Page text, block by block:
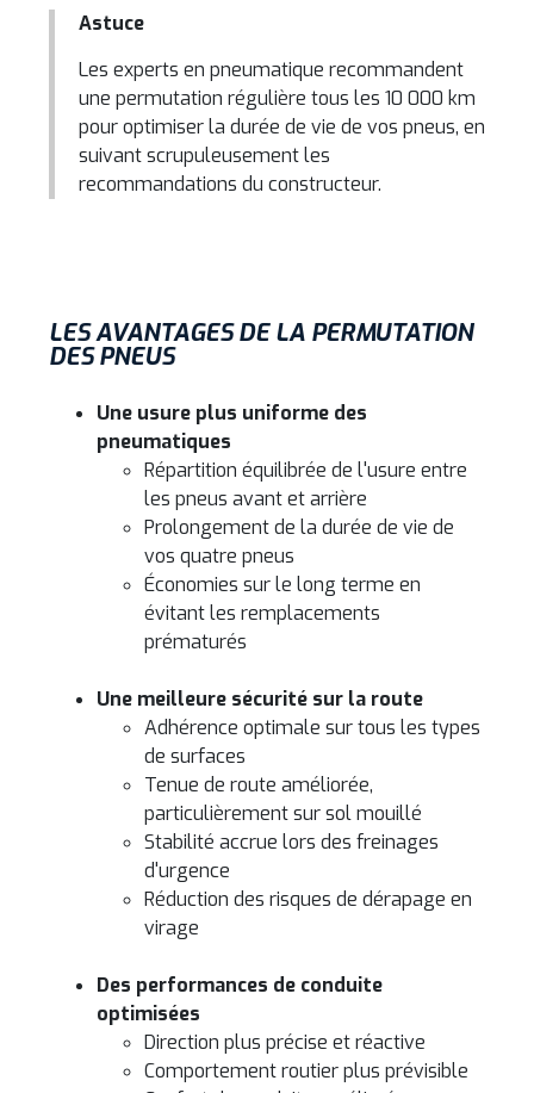
Astuce
Les experts en pneumatique recommandent
une permutation régulière tous les 10 000 km
pour optimiser la durée de vie de vos pneus, en
suivant scrupuleusement les
recommandations du constructeur.
LES AVANTAGES DE LA PERMUTATION
DES PNEUS
Une usure plus uniforme des
pneumatiques
Répartition équilibrée de l'usure entre
les pneus avant et arrière
Prolongement de la durée de vie de
vos quatre pneus
Économies sur le long terme en
évitant les remplacements
prématurés
Une meilleure sécurité sur la route
Adhérence optimale sur tous les types
de surfaces
Tenue de route améliorée,
particulièrement sur sol mouillé
Stabilité accrue lors des freinages
d'urgence
Réduction des risques de dérapage en
virage
Des performances de conduite
optimisées
Direction plus précise et réactive
Comportement routier plus prévisible